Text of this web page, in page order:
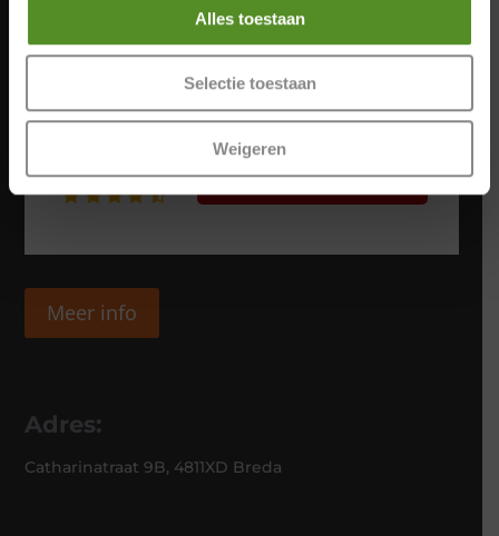
Alles toestaan
Selectie toestaan
Weigeren
Meer info
Adres:
Catharinatraat 9B, 4811XD Breda